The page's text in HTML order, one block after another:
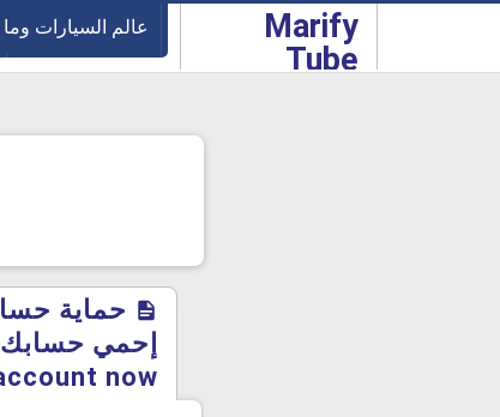
Marify
Tube
عالم السيارات
تعلم من الإنترنت
حماية
now